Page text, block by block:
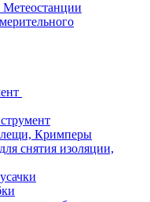
Кримперы
снятия изоляции,